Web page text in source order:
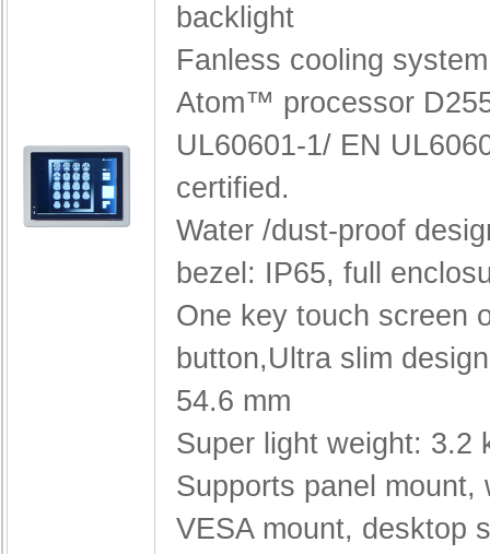
backlight
Fanless cooling
Atom™ processor
UL60601-1/ EN
certified.
Water /dust-proof
bezel: IP65, full
One key touch screen
button,Ultra slim
54.6 mm
Super light weight: 3.2
Supports panel mount,
VESA mount, desktop